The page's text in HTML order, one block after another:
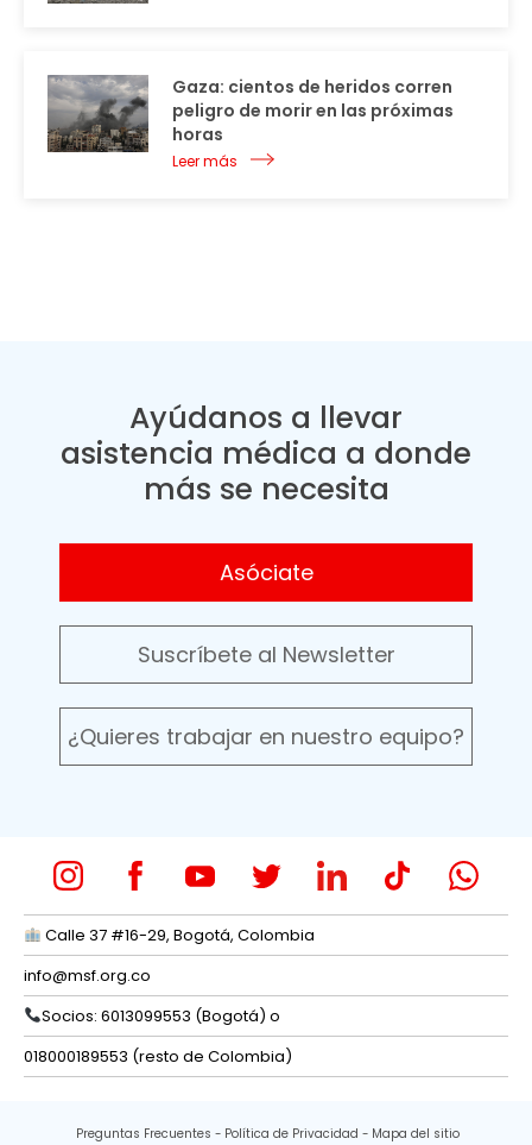
Gaza: cientos de heridos corren
peligro de morir en las próximas
horas
Leer más
Ayúdanos a llevar
asistencia médica a donde
más se necesita
Asóciate
Suscríbete al Newsletter
¿Quieres trabajar en nuestro equipo?
Calle 37 #16-29, Bogotá, Colombia
info@msf.org.co
Socios: 6013099553 (Bogotá) o
018000189553 (resto de Colombia)
Preguntas Frecuentes Política de Privacidad Mapa del sitio